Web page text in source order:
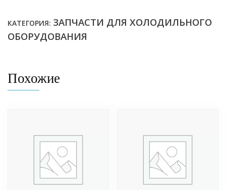
КАТЕГОРИЯ: ЗАПЧАСТИ ДЛЯ ХОЛОДИЛЬНОГО
ОБОРУДОВАНИЯ
Похожие